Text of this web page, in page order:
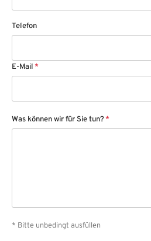
Telefon
E-Mail *
Was können wir für Sie tun? *
* Bitte unbedingt ausfüllen